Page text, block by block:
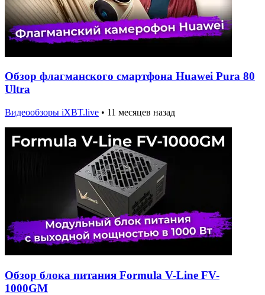
Обзор флагманского смартфона Huawei Pura 80
Ultra
Видеообзоры iXBT.live • 11 месяцев назад
Обзор блока питания Formula V-Line FV-
1000GM